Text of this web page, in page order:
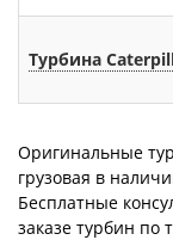
Турбина
Оригинальные
грузовая в
Бесплатные
заказе турбин по